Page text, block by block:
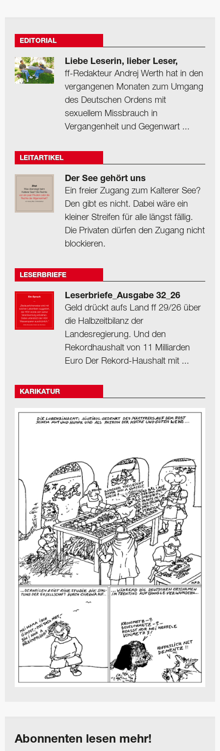
EDITORIAL
Liebe Leserin, lieber Leser,
ff-Redakteur Andrej Werth hat in den
vergangenen Monaten zum Umgang
des Deutschen Ordens mit
sexuellem Missbrauch in
Vergangenheit und Gegenwart ...
LEITARTIKEL
Der See gehört uns
Ein freier Zugang zum Kalterer See?
Den gibt es nicht. Dabei wäre ein
kleiner Streifen für alle längst fällig.
Die Privaten dürfen den Zugang nicht
blockieren.
LESERBRIEFE
Leserbriefe_Ausgabe 32_26
Geld drückt aufs Land ff 29/26 über
die Halbzeitbilanz der
Landesregierung. Und den
Rekordhaushalt von 11 Milliarden
Euro Der Rekord-Haushalt mit ...
KARIKATUR
Abonnenten lesen mehr!